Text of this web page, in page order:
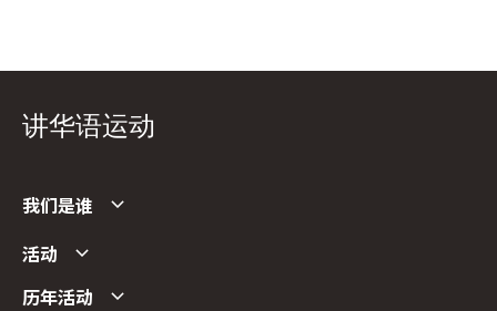
讲华语运动
我们是谁
活动
历年活动